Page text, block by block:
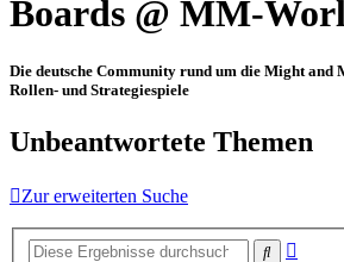
Boards @ MM-
Die deutsche Community rund um die Might and
Rollen- und Strategiespiele
Unbeantwortete Themen
Zur erweiterten Suche
Suche